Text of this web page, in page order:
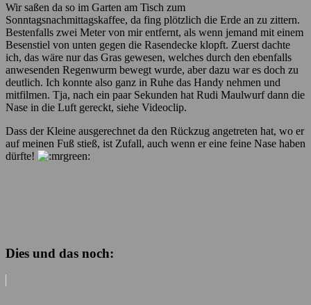
Wir saßen da so im Garten am Tisch zum
Sonntagsnachmittagskaffee, da fing plötzlich die Erde an zu zittern.
Bestenfalls zwei Meter von mir entfernt, als wenn jemand mit einem
Besenstiel von unten gegen die Rasendecke klopft. Zuerst dachte
ich, das wäre nur das Gras gewesen, welches durch den ebenfalls
anwesenden Regenwurm bewegt wurde, aber dazu war es doch zu
deutlich. Ich konnte also ganz in Ruhe das Handy nehmen und
mitfilmen. Tja, nach ein paar Sekunden hat Rudi Maulwurf dann die
Nase in die Luft gereckt, siehe Videoclip.
Dass der Kleine ausgerechnet da den Rückzug angetreten hat, wo er
auf meinen Fuß stieß, ist Zufall, auch wenn er eine feine Nase haben
dürfte!
Dies und das noch: